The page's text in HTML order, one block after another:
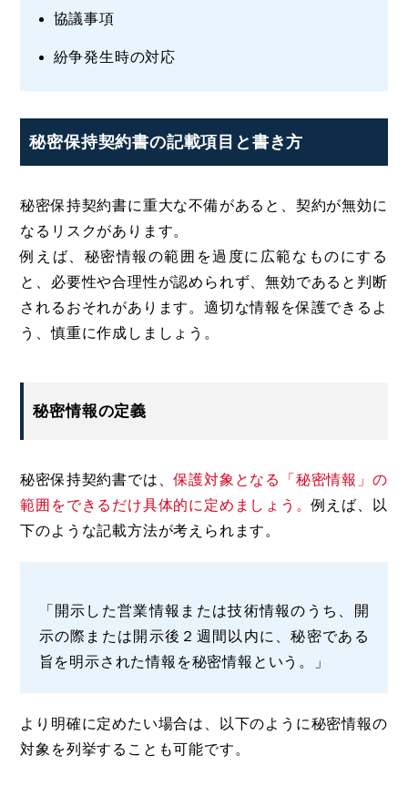
協議事項
紛争発生時の対応
秘密保持契約書の記載項目と書き方
秘密保持契約書に重大な不備があると、契約が無効に
なるリスクがあります。
例えば、秘密情報の範囲を過度に広範なものにする
と、必要性や合理性が認められず、無効であると判断
されるおそれがあります。適切な情報を保護できるよ
う、慎重に作成しましょう。
秘密情報の定義
秘密保持契約書では、保護対象となる「秘密情報」の
範囲をできるだけ具体的に定めましょう。例えば、以
下のような記載方法が考えられます。
「開示した営業情報または技術情報のうち、開
示の際または開示後２週間以内に、秘密である
旨を明示された情報を秘密情報という。」
より明確に定めたい場合は、以下のように秘密情報の
対象を列挙することも可能です。